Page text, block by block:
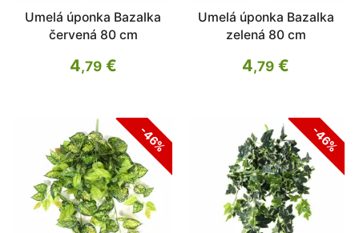
Umelá úponka Bazalka
červená 80 cm
4,79€
Umelá úponka Bazalka
zelená 80 cm
4,79 €
-46% -46%